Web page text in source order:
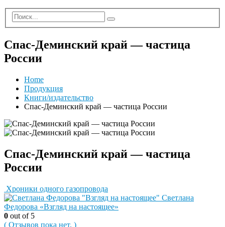
Спас-Деминский край — частица
России
Home
Продукция
Книги/издательство
Спас-Деминский край — частица России
Спас-Деминский край — частица
России
Хроники одного газопровода
Светлана
Федорова «Взгляд на настоящее»
0 out of 5
( Отзывов пока нет. )